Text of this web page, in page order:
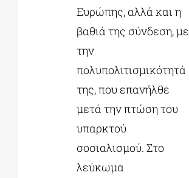
Ευρώπης, αλλά και η
βαθιά της σύνδεση, με
την
πολυπολιτισμικότητά
της, που επανήλθε
μετά την πτώση του
υπαρκτού
σοσιαλισμού. Στο
λεύκωμα